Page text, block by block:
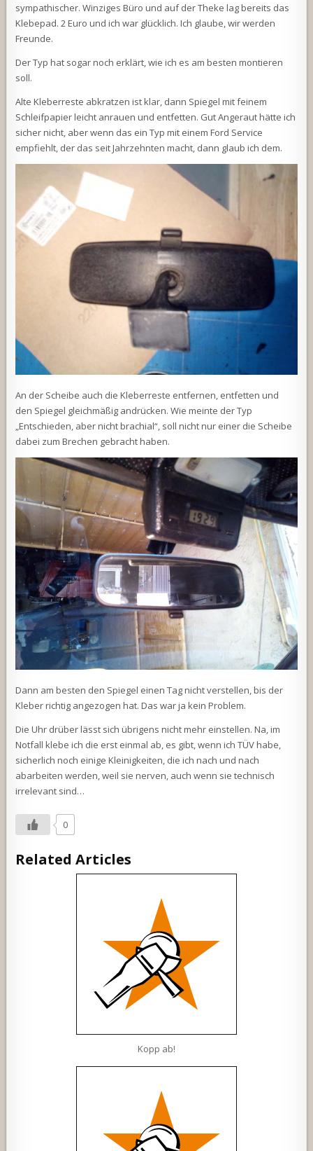
sympathischer. Winziges Büro und auf der Theke lag bereits das
Klebepad. 2 Euro und ich war glücklich. Ich glaube, wir werden
Freunde.
Der Typ hat sogar noch erklärt, wie ich es am besten montieren
soll.
Alte Kleberreste abkratzen ist klar, dann Spiegel mit feinem
Schleifpapier leicht anrauen und entfetten. Gut Angeraut hätte ich
sicher nicht, aber wenn das ein Typ mit einem Ford Service
empfiehlt, der das seit Jahrzehnten macht, dann glaub ich dem.
An der Scheibe auch die Kleberreste entfernen, entfetten und
den Spiegel gleichmäßig andrücken. Wie meinte der Typ
„Entschieden, aber nicht brachial“, soll nicht nur einer die Scheibe
dabei zum Brechen gebracht haben.
Dann am besten den Spiegel einen Tag nicht verstellen, bis der
Kleber richtig angezogen hat. Das war ja kein Problem.
Die Uhr drüber lässt sich übrigens nicht mehr einstellen. Na, im
Notfall klebe ich die erst einmal ab, es gibt, wenn ich TÜV habe,
sicherlich noch einige Kleinigkeiten, die ich nach und nach
abarbeiten werden, weil sie nerven, auch wenn sie technisch
irrelevant sind…
0
Related Articles
Kopp ab!